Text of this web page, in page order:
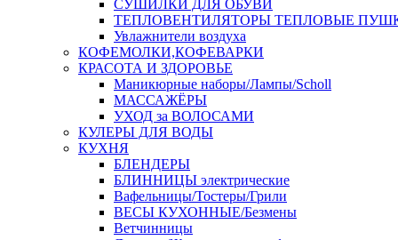
СУШИЛКИ ДЛЯ ОБУВИ
ТЕПЛОВЕНТИЛЯТОРЫ ТЕПЛОВЫЕ
Увлажнители воздуха
КОФЕМОЛКИ,КОФЕВАРКИ
КРАСОТА И ЗДОРОВЬЕ
Маникюрные наборы/Лампы/Scholl
МАССАЖЁРЫ
УХОД за ВОЛОСАМИ
КУЛЕРЫ ДЛЯ ВОДЫ
КУХНЯ
БЛЕНДЕРЫ
БЛИННИЦЫ электрические
Вафельницы/Тостеры/Грили
ВЕСЫ КУХОННЫЕ/Безмены
Ветчинницы